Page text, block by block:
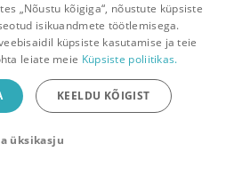
Sõnumid Teated Konto
mobiiliäpp
mugavamalt!
„Nõustu kõigiga“, nõustute küpsiste
isikuandmete töötlemisega.
küpsiste kasutamise ja teie
leiate meie Küpsiste poliitikas.
KEELDU KÕIGIST
üksikasju